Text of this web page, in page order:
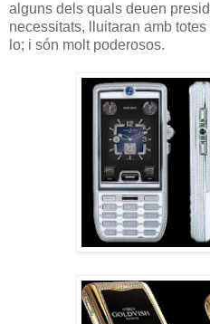
alguns dels quals deuen
necessitats, lluitaran amb
lo; i són molt poderosos.